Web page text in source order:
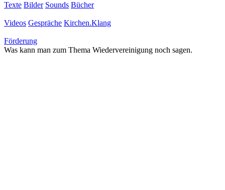
Texte Bilder Sounds Bücher
Videos Gespräche Kirchen.Klang
Förderung
Was kann man zum Thema Wiedervereinigung noch sagen.